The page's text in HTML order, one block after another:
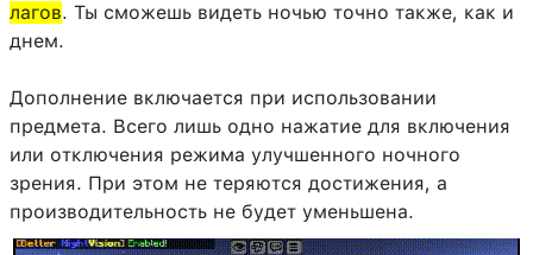
лагов. Ты сможешь видеть ночью точно также, как и
днем.
Дополнение включается при использовании
предмета. Всего лишь одно нажатие для включения
или отключения режима улучшенного ночного
зрения. При этом не теряются достижения, а
производительность не будет уменьшена.